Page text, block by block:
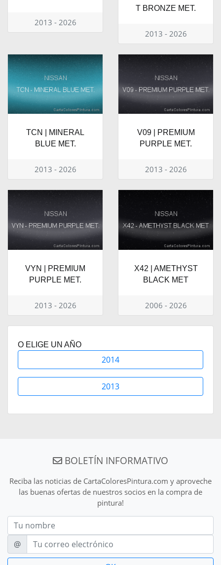
2013 - 2026
T BRONZE MET.
2013 - 2026
TCN | MINERAL
BLUE MET.
2013 - 2026
V09 | PREMIUM
PURPLE MET.
2013 - 2026
VYN | PREMIUM
PURPLE MET.
2013 - 2026
X42 | AMETHYST
BLACK MET
2006 - 2026
O ELIGE UN AÑO
2014
2013
BOLETÍN INFORMATIVO
Reciba las noticias de CartaColoresPintura.com y aproveche
las buenas ofertas de nuestros socios en la compra de
pintura!
Nom
E-mail
@